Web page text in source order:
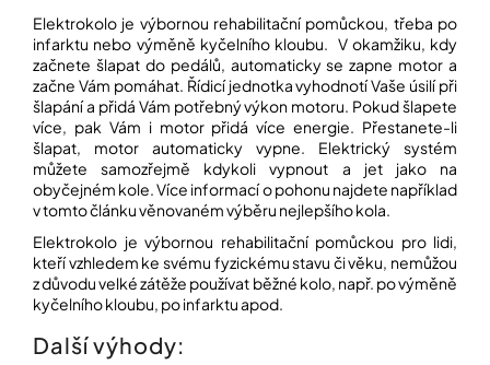
NÁMI
CHYTRÝ
PRŮVODCE
MODERNÍM
SVĚTEM
POZNEJTE
&
ZAŽIJTE,
CO
SE
PRÁVĚ
DĚJE
VAŠE
SLOVA,
Elektrokolo je výbornou rehabilitační pomůckou, třeba po
infarktu nebo výměně kyčelního kloubu. V okamžiku, kdy
začnete šlapat do pedálů, automaticky se zapne motor a
začne Vám pomáhat. Řídicí jednotka vyhodnotí Vaše úsilí při
šlapání a přidá Vám potřebný výkon motoru. Pokud šlapete
více, pak Vám i motor přidá více energie. Přestanete-li
šlapat, motor automaticky vypne. Elektrický systém
můžete samozřejmě kdykoli vypnout a jet jako na
obyčejném kole. Více informací o pohonu najdete například
v tomto článkuvěnovaném výběru nejlepšího kola.
Elektrokolo je výbornou rehabilitační pomůckou pro lidi,
kteří vzhledem ke svému fyzickému stavu či věku, nemůžou
z důvodu velké zátěže používat běžné kolo, např. po výměně
kyčelního kloubu, po infarktu apod.
Další výhody:
e
e
n
a
?
HLEDAT